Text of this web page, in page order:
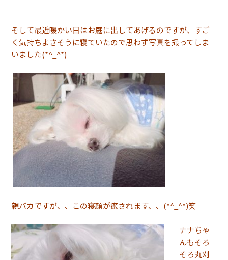
そして最近暖かい日はお庭に出してあげるのですが、すご
く気持ちよさそうに寝ていたので思わず写真を撮ってしま
いました(*^_^*)
親バカですが、、この寝顔が癒されます、、(*^_^*)笑
ナナちゃ
んもそろ
そろ丸刈